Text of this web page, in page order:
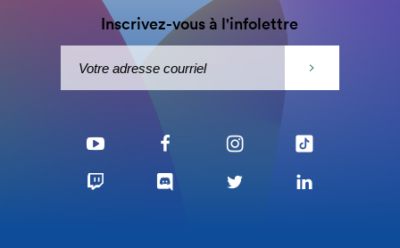
Inscrivez-vous à l'infolettre